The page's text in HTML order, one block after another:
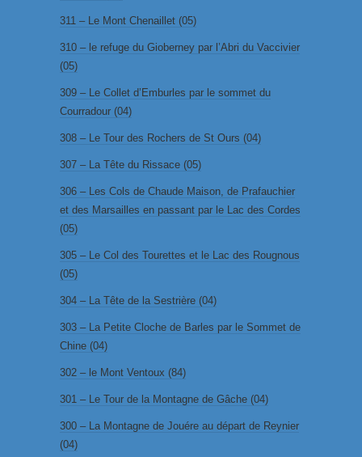
311 – Le Mont Chenaillet (05)
310 – le refuge du Gioberney par l’Abri du Vaccivier
(05)
309 – Le Collet d’Emburles par le sommet du
Courradour (04)
308 – Le Tour des Rochers de St Ours (04)
307 – La Tête du Rissace (05)
306 – Les Cols de Chaude Maison, de Prafauchier
et des Marsailles en passant par le Lac des Cordes
(05)
305 – Le Col des Tourettes et le Lac des Rougnous
(05)
304 – La Tête de la Sestrière (04)
303 – La Petite Cloche de Barles par le Sommet de
Chine (04)
302 – le Mont Ventoux (84)
301 – Le Tour de la Montagne de Gâche (04)
300 – La Montagne de Jouére au départ de Reynier
(04)